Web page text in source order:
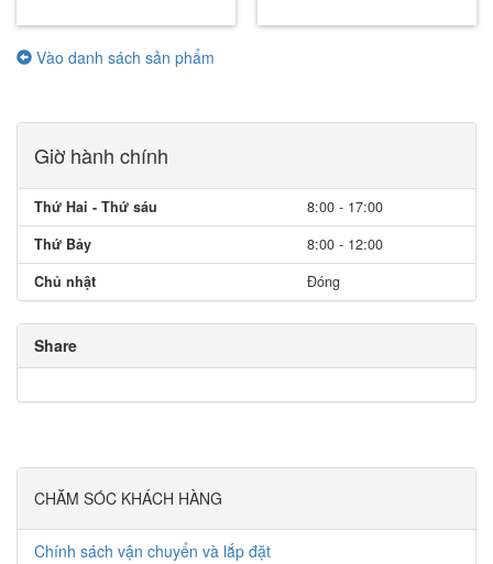
Vào danh sách sản phẩm
Giờ hành chính
Thứ Hai - Thứ sáu
8:00 - 17:00
Thứ Bảy
8:00 - 12:00
Chủ nhật
Đóng
Share
CHĂM SÓC KHÁCH HÀNG
Chính sách vận chuyển và lắp đặt